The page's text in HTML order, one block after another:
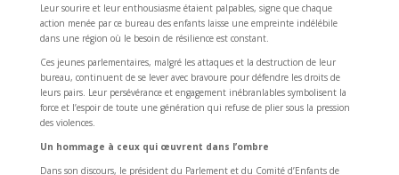
Leur sourire et leur enthousiasme étaient palpables, signe que chaque
action menée par ce bureau des enfants laisse une empreinte indélébile
dans une région où le besoin de résilience est constant.
Ces jeunes parlementaires, malgré les attaques et la destruction de leur
bureau, continuent de se lever avec bravoure pour défendre les droits de
leurs pairs. Leur persévérance et engagement inébranlables symbolisent la
force et l’espoir de toute une génération qui refuse de plier sous la pression
des violences.
Un hommage à ceux qui œuvrent dans l’ombre
Dans son discours, le président du Parlement et du Comité d’Enfants de